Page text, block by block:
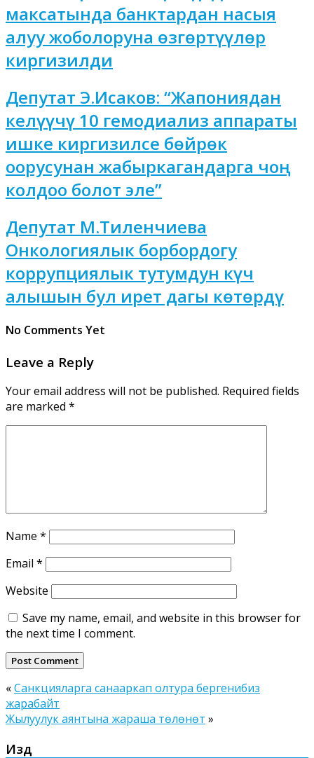
максатында банктардан насыя
алуу жоболоруна өзгөртүүлөр
киргизилди
Депутат Э.Исаков: “Жапониядан
келүүчү 10 гемодиализ аппараты
ишке киргизилсе бөйрөк
оорусунан жабыркагандарга чоң
колдоо болот эле”
Депутат М.Тиленчиева
Онкологиялык борбордогу
коррупциялык тутумдун күч
алышын бул ирет дагы көтөрдү
No Comments Yet
Leave a Reply
Your email address will not be published. Required fields
are marked *
Name *
Email *
Website
Save my name, email, and website in this browser for
the next time I comment.
«Санкцияларга санааркап олтура бергенибиз
жарабайт
Жылуулук аянтына жараша төлөнөт »
Издөө